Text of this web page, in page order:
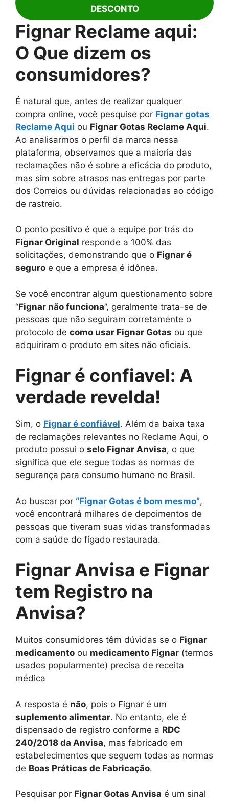
DESCONTO
Fignar Reclame aqui:
O Que dizem os
consumidores?
É natural que, antes de realizar qualquer
compra online, você pesquise por Fignar gotas
Reclame Aqui ou Fignar Gotas Reclame Aqui.
Ao analisarmos o perfil da marca nessa
plataforma, observamos que a maioria das
reclamações não é sobre a eficácia do produto,
mas sim sobre atrasos nas entregas por parte
dos Correios ou dúvidas relacionadas ao código
de rastreio.
O ponto positivo é que a equipe por trás do
Fignar Original responde a 100% das
solicitações, demonstrando que o Fignar é
seguro e que a empresa é idônea.
Se você encontrar algum questionamento sobre
“Fignar não funciona”, geralmente trata-se de
pessoas que não seguiram corretamente o
protocolo de como usar Fignar Gotas ou que
adquiriram o produto em sites não oficiais.
Fignar é confiavel: A
verdade revelda!
Sim, o Fignar é confiável. Além da baixa taxa
de reclamações relevantes no Reclame Aqui, o
produto possui o selo Fignar Anvisa, o que
significa que ele segue todas as normas de
segurança para consumo humano no Brasil.
Ao buscar por “Fignar Gotas é bom mesmo”,
você encontrará milhares de depoimentos de
pessoas que tiveram suas vidas transformadas
com a saúde do fígado restaurada.
Fignar Anvisa e Fignar
tem Registro na
Anvisa?
Muitos consumidores têm dúvidas se o Fignar
medicamento ou medicamento Fignar (termos
usados popularmente) precisa de receita
médica
A resposta é não, pois o Fignar é um
suplemento alimentar. No entanto, ele é
dispensado de registro conforme a RDC
240/2018 da Anvisa, mas fabricado em
estabelecimentos que seguem todas as normas
de Boas Práticas de Fabricação.
Pesquisar por Fignar Gotas Anvisa é um sinal